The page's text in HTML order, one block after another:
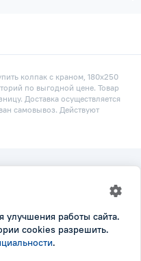
колпак с краном, 180х250
по выгодной цене. Товар
Доставка осуществляется
самовывоз. Действуют
| Настройки cookie
работы сайта.
cookies разрешить.
.